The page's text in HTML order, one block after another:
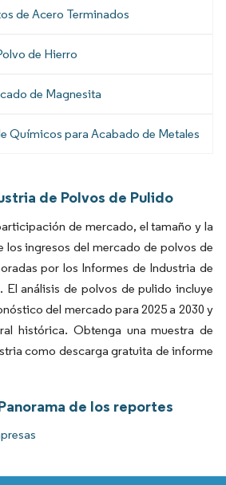
de Acero Terminados
de Hierro
de Magnesita
Químicos para Acabado de Metales
de Polvos de Pulido
de mercado, el tamaño y la
los ingresos del mercado de polvos de
por los Informes de Industria de
análisis de polvos de pulido incluye
del mercado para 2025 a 2030 y
histórica. Obtenga una muestra de
como descarga gratuita de informe
de los reportes